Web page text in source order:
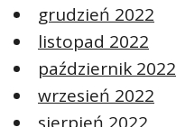
grudzień 2022
listopad 2022
październik 2022
wrzesień 2022